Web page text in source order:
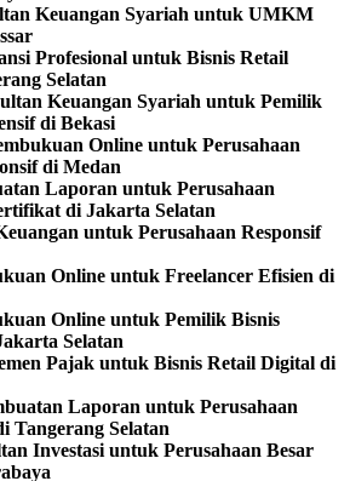
Keuangan Syariah untuk UMKM
Profesional untuk Bisnis Retail
Selatan
Keuangan Syariah untuk Pemilik
di Bekasi
Online untuk Perusahaan
di Medan
Laporan untuk Perusahaan
di Jakarta Selatan
untuk Perusahaan Responsif
Online untuk Freelancer Efisien di
Online untuk Pemilik Bisnis
Selatan
Pajak untuk Bisnis Retail Digital di
Laporan untuk Perusahaan
Tangerang Selatan
Investasi untuk Perusahaan Besar